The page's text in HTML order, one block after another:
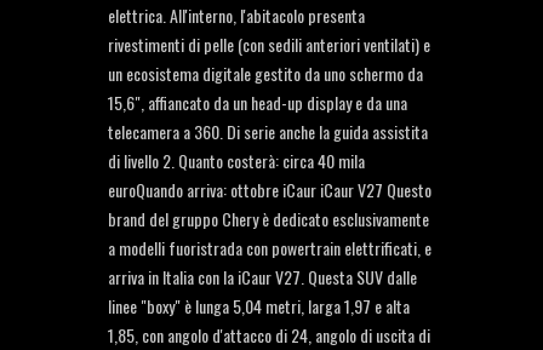
elettrica. All'interno, l'abitacolo presenta
rivestimenti di pelle (con sedili anteriori ventilati) e
un ecosistema digitale gestito da uno schermo da
15,6", affiancato da un head-up display e da una
telecamera a 360. Di serie anche la guida assistita
di livello 2. Quanto costerà: circa 40 mila
euroQuando arriva: ottobre iCaur iCaur V27 Questo
brand del gruppo Chery è dedicato esclusivamente
a modelli fuoristrada con powertrain elettrificati, e
arriva in Italia con la iCaur V27. Questa SUV dalle
linee "boxy" è lunga 5,04 metri, larga 1,97 e alta
1,85, con angolo d'attacco di 24, angolo di uscita di